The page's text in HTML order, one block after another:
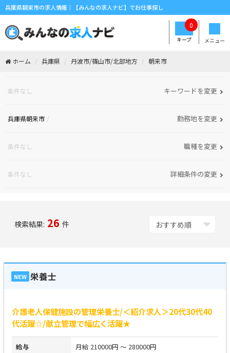
兵庫県朝来市の求人情報｜【みんなの求人ナビ】でお仕事探し
メニュー
キープ
0
ホーム 兵庫県 丹波市/篠山市/北部地方 朝来市
条件なし キーワードを変更
兵庫県朝来市 勤務地を変更
条件なし 職種を変更
条件なし 詳細条件の変更
検索結果: 26 件
NEW 栄養士
介護老人保健施設の管理栄養士/＜紹介求人＞20代30代40
代活躍☆/献立管理で幅広く活躍★
給与 月給 210000円 ～ 280000円